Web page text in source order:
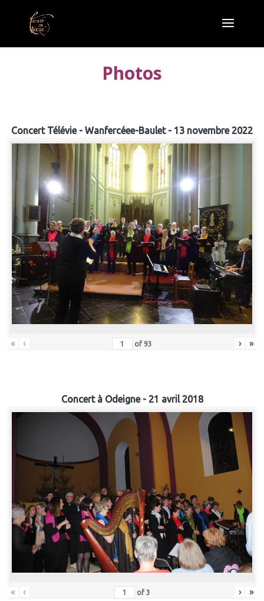
Photos
Concert Télévie - Wanfercéee-Baulet - 13 novembre 2022
« ‹ of 93 › »
Concert à Odeigne - 21 avril 2018
« ‹ of 3 › »